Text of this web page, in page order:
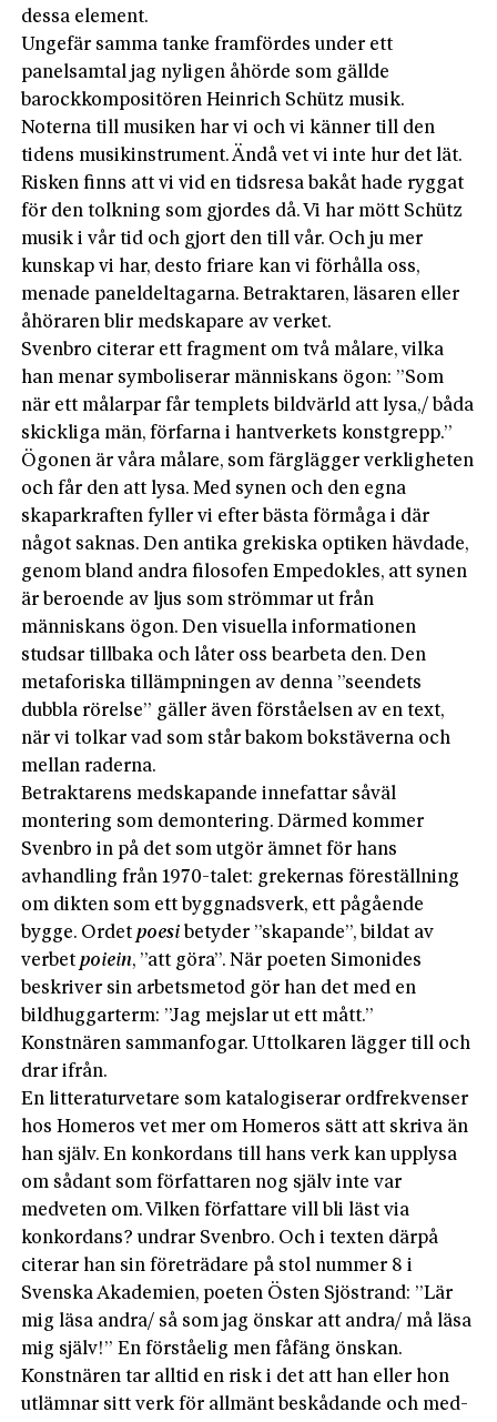
dessa element.
Ungefär samma tanke framfördes under ett
panelsamtal jag nyligen åhörde som gällde
barockkompositören Heinrich Schütz musik.
Noterna till musiken har vi och vi känner till den
tidens musikinstrument. Ändå vet vi inte hur det lät.
Risken finns att vi vid en tidsresa bakåt hade ryggat
för den tolkning som gjordes då. Vi har mött Schütz
musik i vår tid och gjort den till vår. Och ju mer
kunskap vi har, desto friare kan vi förhålla oss,
menade paneldeltagarna. Betraktaren, läsaren eller
åhöraren blir medskapare av verket.
Svenbro citerar ett fragment om två målare, vilka
han menar symboliserar människans ögon: ”Som
när ett målarpar får templets bildvärld att lysa,/ båda
skickliga män, förfarna i hantverkets konstgrepp.”
Ögonen är våra målare, som färglägger verkligheten
och får den att lysa. Med synen och den egna
skaparkraften fyller vi efter bästa förmåga i där
något saknas. Den antika grekiska optiken hävdade,
genom bland andra filosofen Empedokles, att synen
är beroende av ljus som strömmar ut från
människans ögon. Den visuella informationen
studsar tillbaka och låter oss bearbeta den. Den
metaforiska tillämpningen av denna ”seendets
dubbla rörelse” gäller även förståelsen av en text,
när vi tolkar vad som står bakom bokstäverna och
mellan raderna.
Betraktarens medskapande innefattar såväl
montering som demontering. Därmed kommer
Svenbro in på det som utgör ämnet för hans
avhandling från 1970-talet: grekernas föreställning
om dikten som ett byggnadsverk, ett pågående
bygge. Ordetpoesi betyder ”skapande”, bildat av
verbet poiein, ”att göra”. När poeten Simonides
beskriver sin arbetsmetod gör han det med en
bildhuggarterm: ”Jag mejslar ut ett mått.”
Konstnären sammanfogar. Uttolkaren lägger till och
drar ifrån.
En litteraturvetare som katalogiserar ordfrekvenser
hos Homeros vet mer om Homeros sätt att skriva än
han själv. En konkordans till hans verk kan upplysa
om sådant som författaren nog själv inte var
medveten om. Vilken författare vill bli läst via
konkordans? undrar Svenbro. Och i texten därpå
citerar han sin företrädare på stol nummer 8 i
Svenska Akademien, poeten Östen Sjöstrand: ”Lär
mig läsa andra/ så som jag önskar att andra/ må läsa
mig själv!” En förståelig men fåfäng önskan.
Konstnären tar alltid en risk i det att han eller hon
utlämnar sitt verk för allmänt beskådande och med­